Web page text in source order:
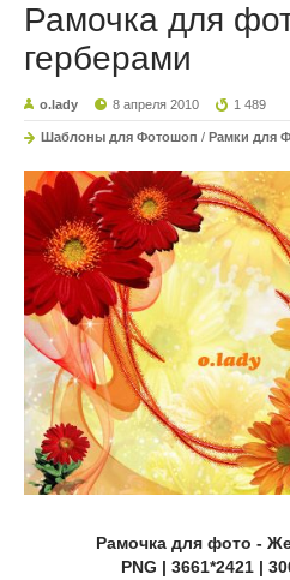
Рамочка для
герберами
o.lady 8 апреля 2010 1 489
Шаблоны для Фотошоп / Рамки для
Рамочка для фото -
PNG | 3661*2421 |